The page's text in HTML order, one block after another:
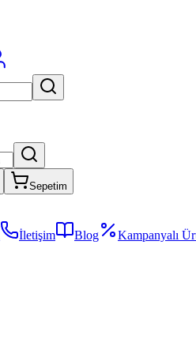
Sepetim
İletişim Blog
Kampanyalı